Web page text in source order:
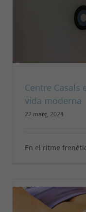
Centre
vida moderna
22 març, 2024
En el ritme